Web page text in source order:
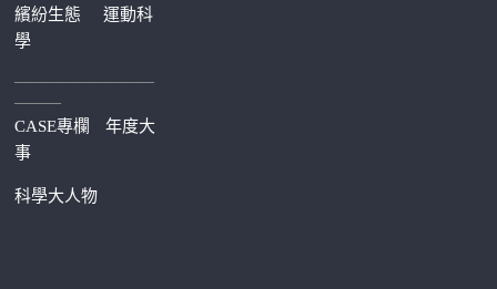
繽紛生態運動科
學
—————————
———
CASE專欄
年度大
事
科學大人物